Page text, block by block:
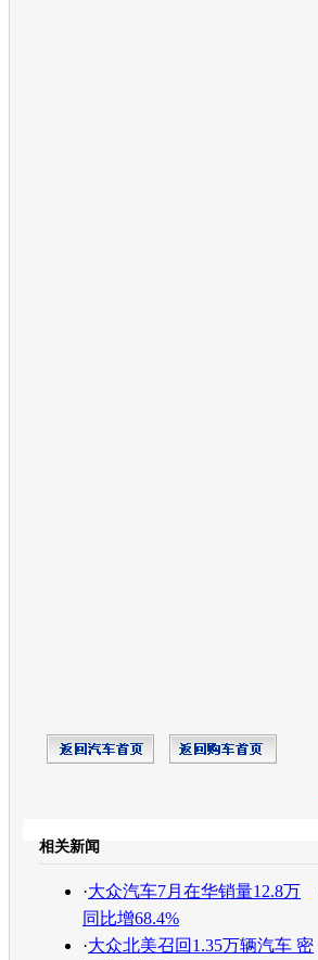
相关新闻
·大众汽车7月在华销量12.8万
同比增68.4%
·大众北美召回1.35万辆汽车 密